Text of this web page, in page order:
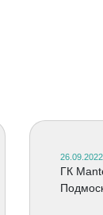
26.09.2022
ГК